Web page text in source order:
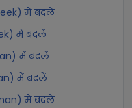
में बदलें
में बदलें
में बदलें
में बदलें
में बदलें